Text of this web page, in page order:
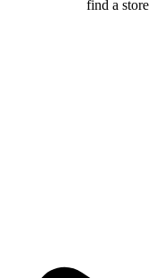
find a store